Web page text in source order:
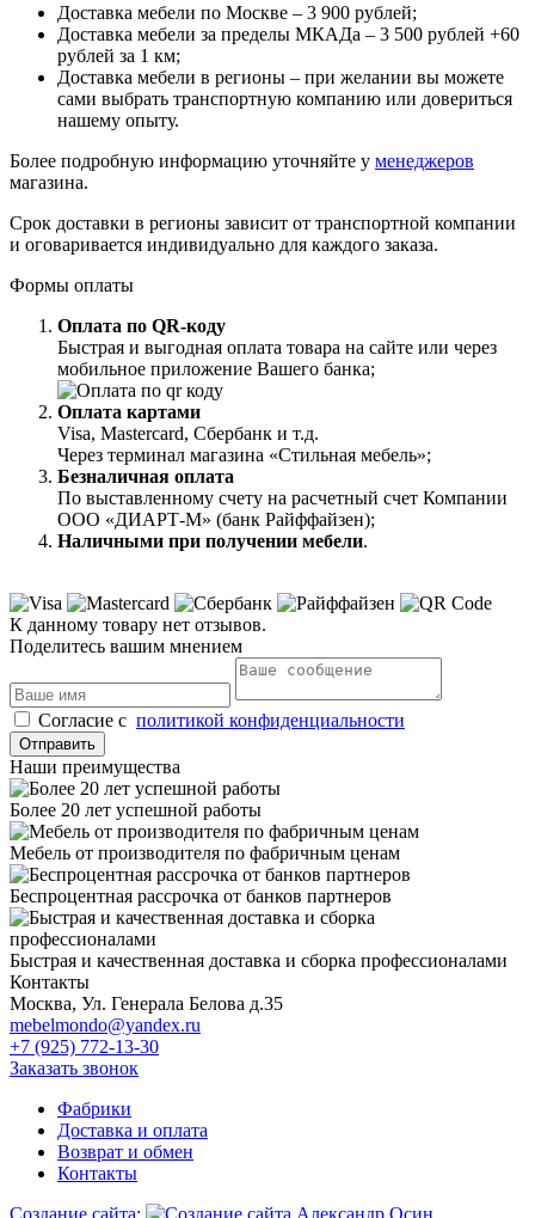
Доставка мебели по Москве – 3 900 рублей;
Доставка мебели за пределы МКАДа – 3 500 рублей +60
рублей за 1 км;
Доставка мебели в регионы – при желании вы можете
сами выбрать транспортную компанию или довериться
нашему опыту.
Более подробную информацию уточняйте у менеджеров
магазина.
Срок доставки в регионы зависит от транспортной компании
и оговаривается индивидуально для каждого заказа.
Формы оплаты
Оплата по QR-коду
Быстрая и выгодная оплата товара на сайте или через
мобильное приложение Вашего банка;
Оплата картами
Visa, Mastercard, Сбербанк и т.д.
Через терминал магазина «Стильная мебель»;
Безналичная оплата
По выставленному счету на расчетный счет Компании
ООО «ДИАРТ-М» (банк Райффайзен);
Наличными при получении мебели.
К данному товару нет отзывов.
Поделитесь вашим мнением
Cогласие с политикой конфиденциальности
Отправить
Наши преимущества
Более 20 лет успешной работы
Мебель от производителя по фабричным ценам
Беспроцентная рассрочка от банков партнеров
Быстрая и качественная доставка и сборка профессионалами
Контакты
Москва, Ул. Генерала Белова д.35
mebelmondo@yandex.ru
+7 (925) 772-13-30
Заказать звонок
Фабрики
Доставка и оплата
Возврат и обмен
Контакты
Создание сайта: